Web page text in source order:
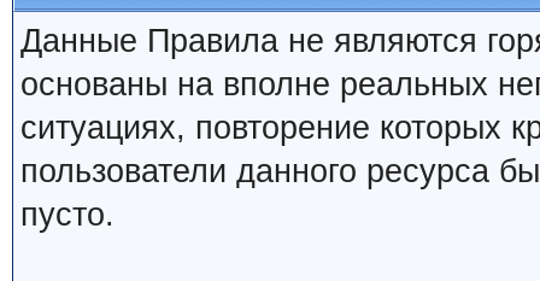
Данные Правила не являются
основаны на вполне реальных
ситуациях, повторение которых
пользователи данного ресурса
пусто.